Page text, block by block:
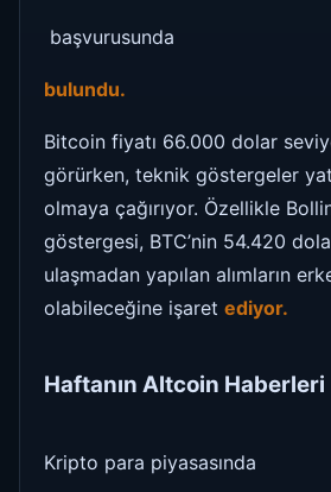
başvurusunda
bulundu.
Bitcoin fiyatı 66.000 dolar
görürken, teknik göstergeler
olmaya çağırıyor. Özellikle
göstergesi, BTC’nin 54.420
ulaşmadan yapılan alımların
olabileceğine işaret ediyor.
Haftanın Altcoin Haberleri
Kripto para piyasasında